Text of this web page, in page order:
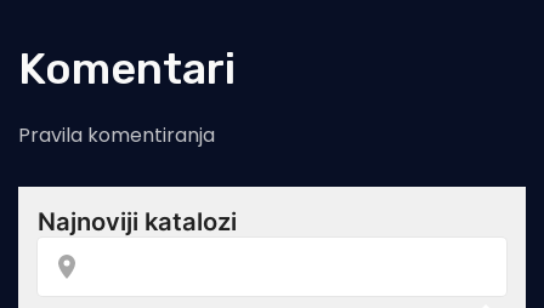
Komentari
Pravila komentiranja